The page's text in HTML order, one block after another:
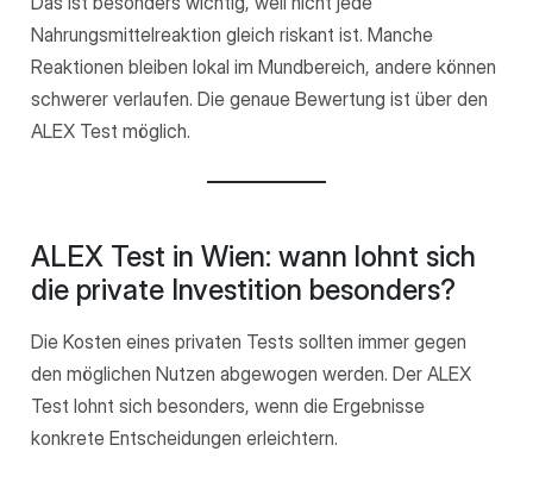
Nahrungsmittelreaktion gleich riskant ist. Manche
Reaktionen bleiben lokal im Mundbereich, andere können
schwerer verlaufen. Die genaue Bewertung ist über den
ALEX Test möglich.
ALEX Test in Wien: wann lohnt sich
die private Investition besonders?
Die Kosten eines privaten Tests sollten immer gegen
den möglichen Nutzen abgewogen werden. Der ALEX
Test lohnt sich besonders, wenn die Ergebnisse
konkrete Entscheidungen erleichtern.